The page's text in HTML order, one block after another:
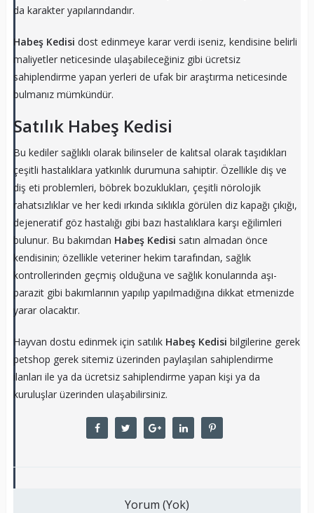
da karakter yapılarındandır.
Habeş Kedisi dost edinmeye karar verdi iseniz, kendisine belirli
maliyetler neticesinde ulaşabileceğiniz gibi ücretsiz
sahiplendirme yapan yerleri de ufak bir araştırma neticesinde
bulmanız mümkündür.
Satılık Habeş Kedisi
Bu kediler sağlıklı olarak bilinseler de kalıtsal olarak taşıdıkları
çeşitli hastalıklara yatkınlık durumuna sahiptir. Özellikle diş ve
diş eti problemleri, böbrek bozuklukları, çeşitli nörolojik
rahatsızlıklar ve her kedi ırkında sıklıkla görülen diz kapağı çıkığı,
dejeneratif göz hastalığı gibi bazı hastalıklara karşı eğilimleri
bulunur. Bu bakımdan Habeş Kedisi satın almadan önce
kendisinin; özellikle veteriner hekim tarafından, sağlık
kontrollerinden geçmiş olduğuna ve sağlık konularında aşı-
parazit gibi bakımlarının yapılıp yapılmadığına dikkat etmenizde
yarar olacaktır.
Hayvan dostu edinmek için satılık Habeş Kedisi bilgilerine gerek
petshop gerek sitemiz üzerinden paylaşılan sahiplendirme
ilanları ile ya da ücretsiz sahiplendirme yapan kişi ya da
kuruluşlar üzerinden ulaşabilirsiniz.
Yorum (Yok)